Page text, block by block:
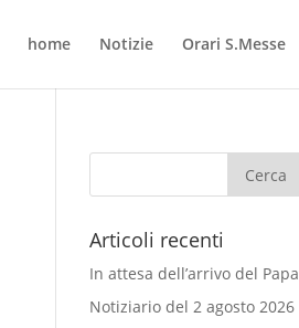
home Notizie Orari S.Messe
Articoli recenti
In attesa dell’arrivo del Papa
Notiziario del 2 agosto 2026